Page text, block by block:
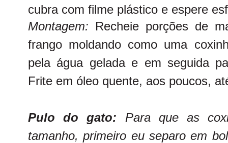
cubra com filme plástico e espere
Montagem: Recheie porções de
frango moldando como uma
pela água gelada e em seguida
Frite em óleo quente, aos poucos,
Pulo do gato: Para que as
tamanho, primeiro eu separo em